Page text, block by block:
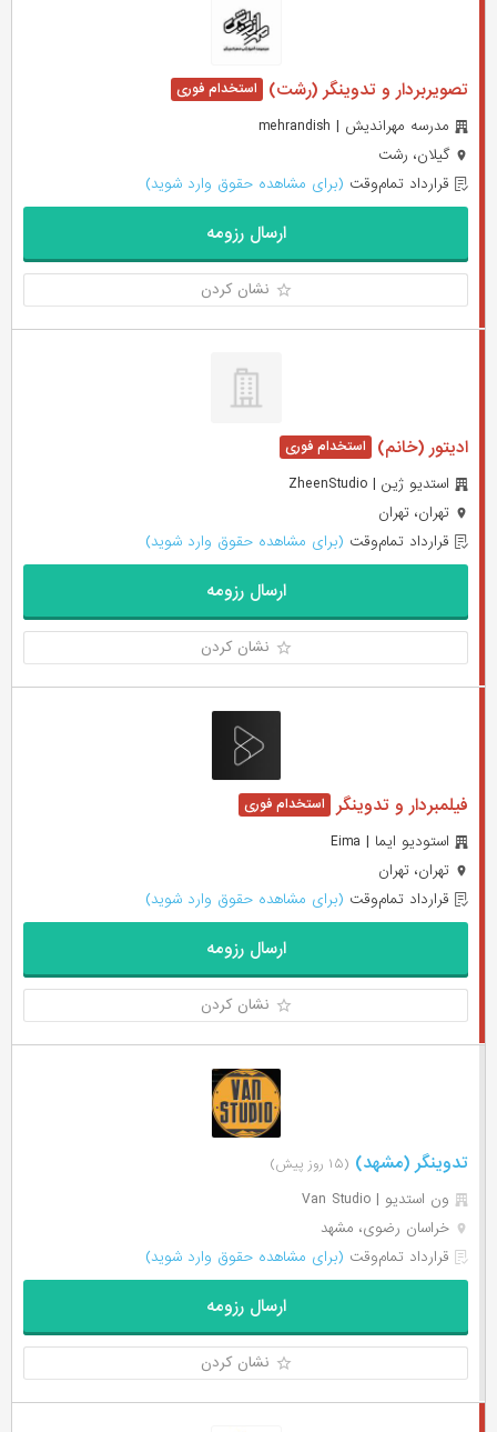
تصویربردار و تدوینگر (رشت)
مدرسه مهراندیش | mehrandish
گیلان، رشت
قرارداد تمام‌وقت (برای مشاهده حقوق وارد شوید)
ارسال رزومه
نشان کردن
ادیتور (خانم)
استدیو ژین | ZheenStudio
تهران، تهران
قرارداد تمام‌وقت (برای مشاهده حقوق وارد شوید)
ارسال رزومه
نشان کردن
فیلمبردار و تدوینگر
استودیو ایما | Eima
تهران، تهران
قرارداد تمام‌وقت (برای مشاهده حقوق وارد شوید)
ارسال رزومه
نشان کردن
تدوینگر (مشهد) (۱۵ روز پیش)
ون استدیو | Van Studio
خراسان رضوی، مشهد
قرارداد تمام‌وقت (برای مشاهده حقوق وارد شوید)
ارسال رزومه
نشان کردن